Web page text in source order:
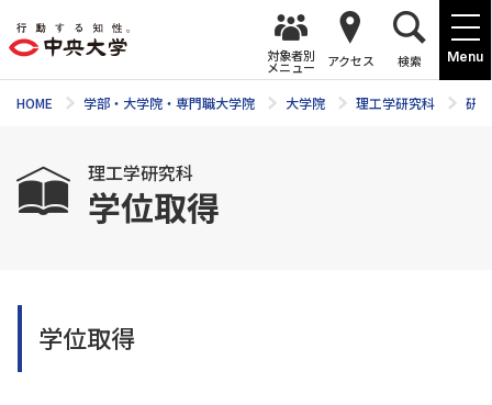
Menu
対象者別
メニュー アクセス 検索
HOME 学部・大学院・専門職大学院 大学院 理工学研究科 研
理工学研究科
学位取得
学位取得